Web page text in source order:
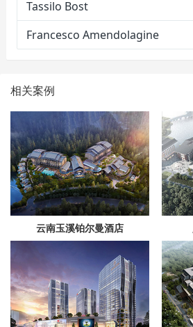
Tassilo Bost
Francesco Amendolagine
相关案例
云南玉溪铂尔曼酒店